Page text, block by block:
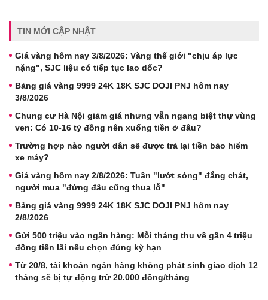
TIN MỚI CẬP NHẬT
Giá vàng hôm nay 3/8/2026: Vàng thế giới "chịu áp lực
nặng", SJC liệu có tiếp tục lao dốc?
Bảng giá vàng 9999 24K 18K SJC DOJI PNJ hôm nay
3/8/2026
Chung cư Hà Nội giảm giá nhưng vẫn ngang biệt thự vùng
ven: Có 10-16 tỷ đồng nên xuống tiền ở đâu?
Trường hợp nào người dân sẽ được trả lại tiền bảo hiểm
xe máy?
Giá vàng hôm nay 2/8/2026: Tuần "lướt sóng" đắng chát,
người mua "đứng đâu cũng thua lỗ"
Bảng giá vàng 9999 24K 18K SJC DOJI PNJ hôm nay
2/8/2026
Gửi 500 triệu vào ngân hàng: Mỗi tháng thu về gần 4 triệu
đồng tiền lãi nếu chọn đúng kỳ hạn
Từ 20/8, tài khoản ngân hàng không phát sinh giao dịch 12
tháng sẽ bị tự động trừ 20.000 đồng/tháng